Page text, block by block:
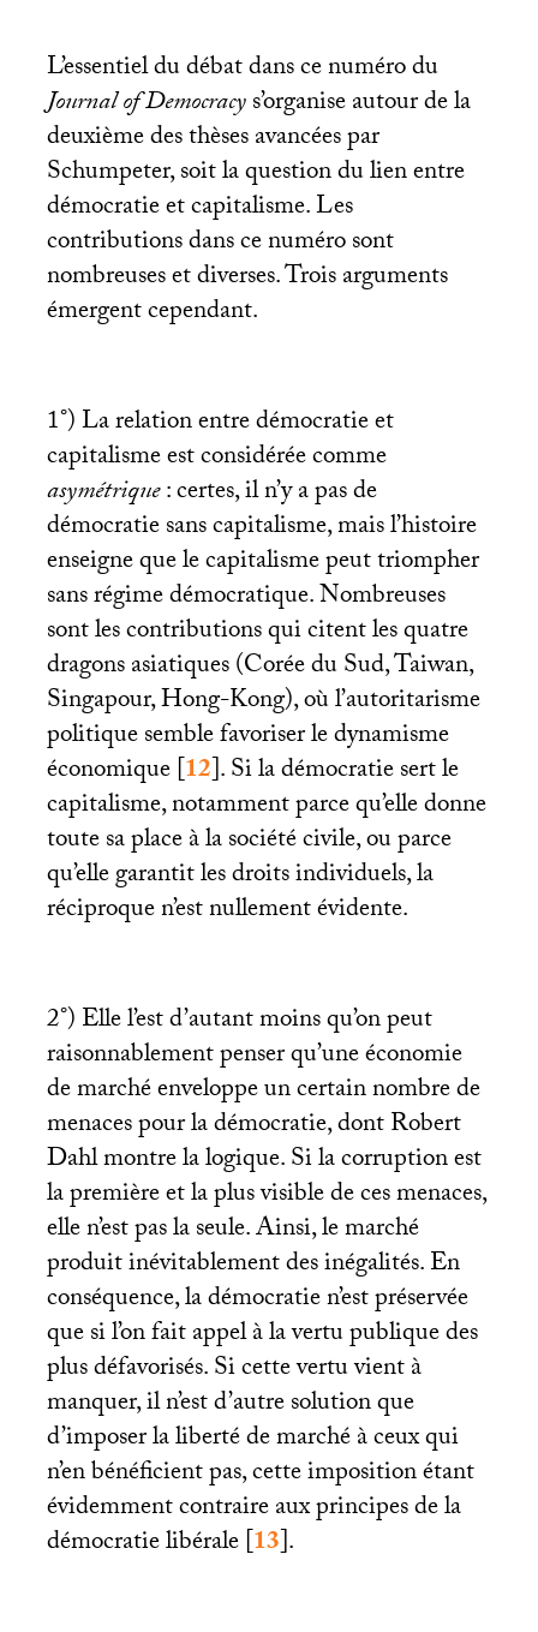
L’essentiel du débat dans ce numéro du
Journal of Democracys’organise autour de la
deuxième des thèses avancées par
Schumpeter, soit la question du lien entre
démocratie et capitalisme. Les
contributions dans ce numéro sont
nombreuses et diverses. Trois arguments
émergent cependant.
1°) La relation entre démocratie et
capitalisme est considérée comme
asymétrique: certes, il n’y a pas de
démocratie sans capitalisme, mais l’histoire
enseigne que le capitalisme peut triompher
sans régime démocratique. Nombreuses
sont les contributions qui citent les quatre
dragons asiatiques (Corée du Sud, Taiwan,
Singapour, Hong-Kong), où l’autoritarisme
politique semble favoriser le dynamisme
économique[12]. Si la démocratie sert le
capitalisme, notamment parce qu’elle donne
toute sa place à la société civile, ou parce
qu’elle garantit les droits individuels, la
réciproque n’est nullement évidente.
2°) Elle l’est d’autant moins qu’on peut
raisonnablement penser qu’une économie
de marché enveloppe un certain nombre de
menaces pour la démocratie, dont Robert
Dahl montre la logique. Si la corruption est
la première et la plus visible de ces menaces,
elle n’est pas la seule. Ainsi, le marché
produit inévitablement des inégalités. En
conséquence, la démocratie n’est préservée
que si l’on fait appel à la vertu publique des
plus défavorisés. Si cette vertu vient à
manquer, il n’est d’autre solution que
d’imposer la liberté de marché à ceux qui
n’en bénéficient pas, cette imposition étant
évidemment contraire aux principes de la
démocratie libérale[13].